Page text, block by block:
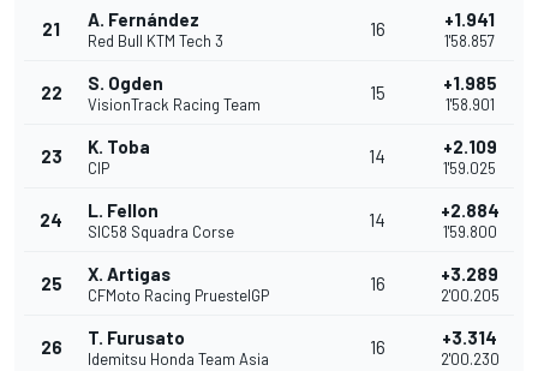
21 A. Fernández
Red Bull KTM Tech 3
16 +1.941
1'58.857
22 S. Ogden
VisionTrack Racing Team
15 +1.985
1'58.901
23 K. Toba
CIP
14 +2.109
1'59.025
24 L. Fellon
SIC58 Squadra Corse
14 +2.884
1'59.800
25 X. Artigas
CFMoto Racing PruestelGP
16 +3.289
2'00.205
26 T. Furusato
Idemitsu Honda Team Asia
16 +3.314
2'00.230